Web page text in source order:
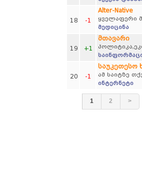
18 -1
Alter-Native
ყველაფერი
მედიცინა
19 +1
მთავარი
20 -1
საუკეთესო
ამ საიტზე
ინტერნეტი
1 2 >